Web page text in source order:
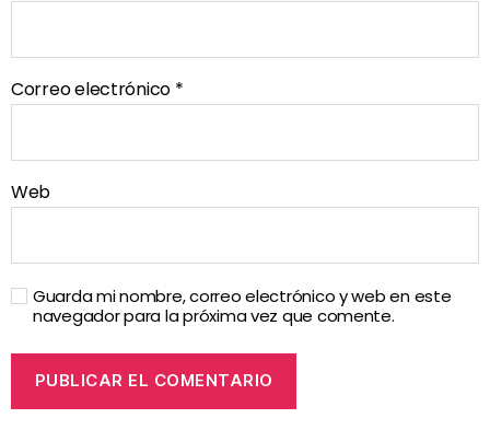
Correo electrónico *
Web
Guarda mi nombre, correo electrónico y web en este
navegador para la próxima vez que comente.